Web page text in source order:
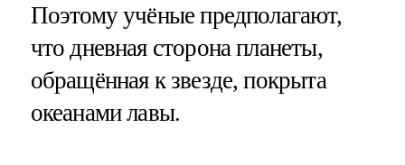
Поэтому учёные предполагают,
что дневная сторона планеты,
обращённая к звезде, покрыта
океанами лавы.